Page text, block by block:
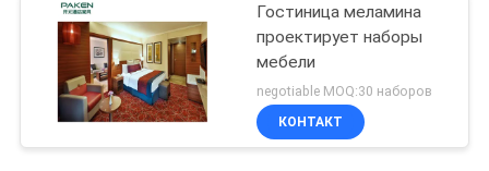
Гостиница меламина
проектирует наборы
мебели
negotiable MOQ:30 наборов
КОНТАКТ